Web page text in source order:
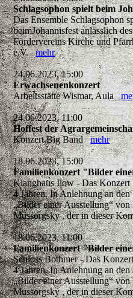
Schlagsophon spielt beim
Das Ensemble Schlagsophon
beimJohannisfest anlässlich
Fördervereins Kirche und
e.V.mehr
24.06.2023, 15:00
Erwachsenenkonzert
Arbeitsstätte Wismar, Aula
24.06.2023, 11:00
Hoffest der
Konzert Big Bandmehr
18.06.2023, 15:00
Familienkonzert "Bilder
Klanghaus Ilow - Das
4 Jahren. In Anlehnung an
„Bilder einer Ausstellung“
Mussorgsky , der in dieser
18.06.2023, 11:00
Familienkonzert "Bilder
Schloss Bothmer - Das
4 Jahren. In Anlehnung an
„Bilder einer Ausstellung“
Mussorgsky , der in dieser